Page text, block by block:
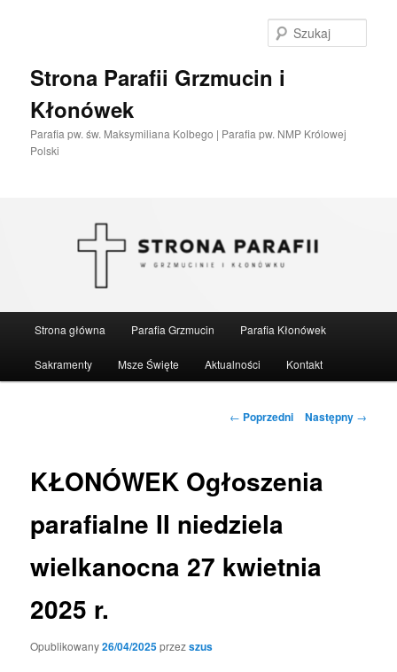
Strona Parafii Grzmucin i
Kłonówek
Parafia pw. św. Maksymiliana Kolbego | Parafia pw. NMP Królowej
Polski
Strona główna Parafia Grzmucin Parafia Kłonówek
Sakramenty Msze Święte Aktualności Kontakt
Nawigacja
← Poprzedni Następny →
KŁONÓWEK Ogłoszenia
parafialne II niedziela
wielkanocna 27 kwietnia
2025 r.
Opublikowany26/04/2025przezszus